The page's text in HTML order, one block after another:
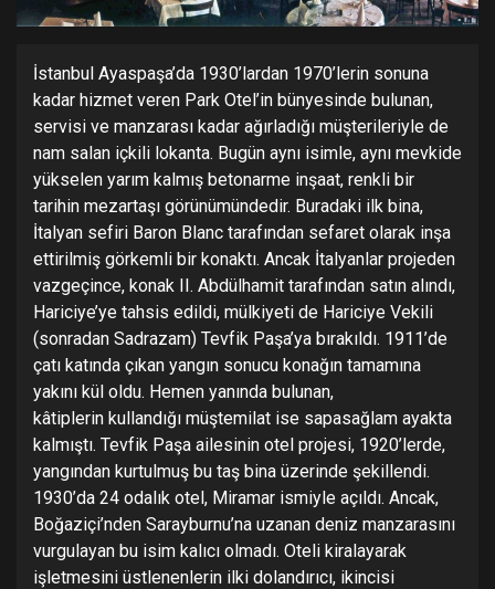
İstanbul Ayaspaşa’da 1930’lardan 1970’lerin sonuna
kadar hizmet veren Park Otel’in bünyesinde bulunan,
servisi ve manzarası kadar ağırladığı müşterileriyle de
nam salan içkili lokanta. Bugün aynı isimle, aynı mevkide
yükselen yarım kalmış betonarme inşaat, renkli bir
tarihin mezartaşı görünümündedir. Buradaki ilk bina,
İtalyan sefiri Baron Blanc tarafından sefaret olarak inşa
ettirilmiş görkemli bir konaktı. Ancak İtalyanlar projeden
vazgeçince, konak II. Abdülhamit tarafından satın alındı,
Hariciye’ye tahsis edildi, mülkiyeti de Hariciye Vekili
(sonradan Sadrazam) Tevfik Paşa’ya bırakıldı. 1911’de
çatı katında çıkan yangın sonucu konağın tamamına
yakını kül oldu. Hemen yanında bulunan,
kâtiplerin kullandığı müştemilat ise sapasağlam ayakta
kalmıştı. Tevfik Paşa ailesinin otel projesi, 1920’lerde,
yangından kurtulmuş bu taş bina üzerinde şekillendi.
1930’da 24 odalık otel, Miramar ismiyle açıldı. Ancak,
Boğaziçi’nden Sarayburnu’na uzanan deniz manzarasını
vurgulayan bu isim kalıcı olmadı. Oteli kiralayarak
işletmesini üstlenenlerin ilki dolandırıcı, ikincisi